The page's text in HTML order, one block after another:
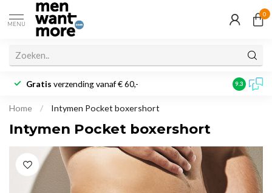
MENU
0
Gratis verzending vanaf € 60,- 9.3
Home / Intymen Pocket boxershort
Intymen Pocket boxershort